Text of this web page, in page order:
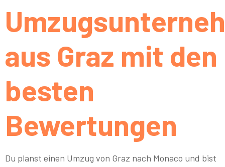
aus Graz mit den
besten
Bewertungen
Du planst einen Umzug von Graz nach Monaco und bist